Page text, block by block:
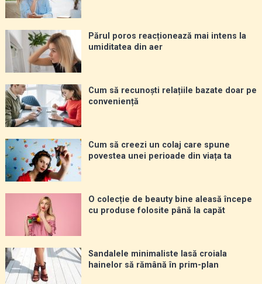
Părul poros reacționează mai intens la
umiditatea din aer
Cum să recunoști relațiile bazate doar pe
conveniență
Cum să creezi un colaj care spune
povestea unei perioade din viața ta
O colecție de beauty bine aleasă începe
cu produse folosite până la capăt
Sandalele minimaliste lasă croiala
hainelor să rămână în prim-plan